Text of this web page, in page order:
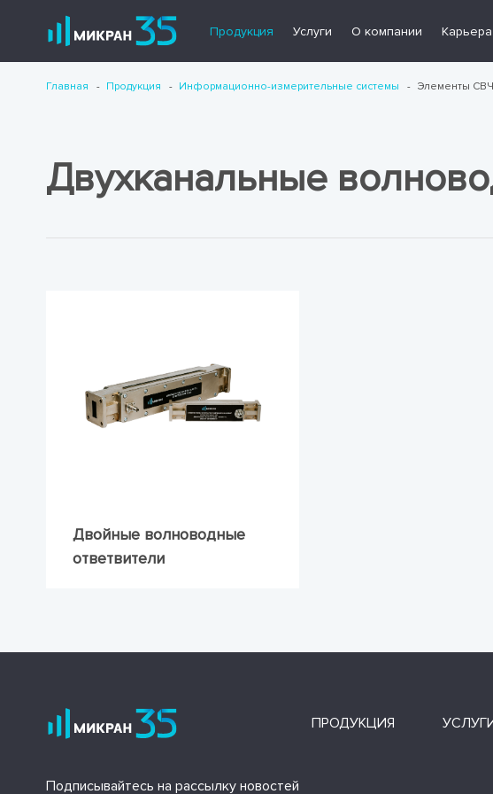
Продукция Услуги О компании Карьера
Главная Продукция Информационно-измерительные системы Элементы
Двухканальные
Двойные волноводные
ответвители
ПРОДУКЦИЯ
Подписывайтесь на рассылку новостей